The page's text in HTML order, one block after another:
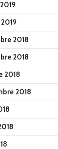
2018
2018
2018
2018